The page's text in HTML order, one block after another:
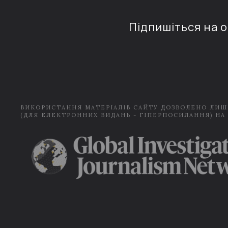
Підпишіться на
ВИКОРИСТАННЯ МАТЕРІАЛІВ САЙТУ ДОЗВОЛЕНО
(ДЛЯ ЕЛЕКТРОННИХ ВИДАНЬ - ГІПЕРПОСИЛАННЯ) НА